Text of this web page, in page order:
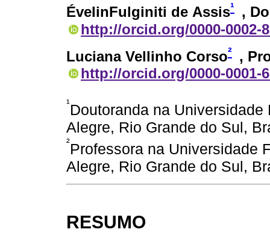
ÉvelinFulginiti de Assis¹
,
http://orcid.org/0000-0002-
Luciana Vellinho Corso² ,
http://orcid.org/0000-0001-
¹Doutoranda na
Alegre, Rio Grande do Sul,
²Professora na Universidade
Alegre, Rio Grande do Sul,
RESUMO